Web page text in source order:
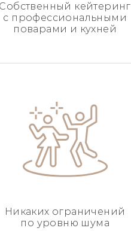
Собственный кейтеринг
с профессиональными
поварами и кухней
Никаких ограничений
по уровню шума